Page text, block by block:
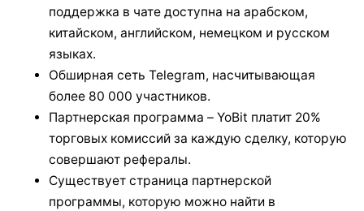
поддержка в чате доступна на арабском,
китайском, английском, немецком и русском
языках.
Обширная сеть Telegram, насчитывающая
более 80 000 участников.
Партнерская программа – YoBit платит 20%
торговых комиссий за каждую сделку, которую
совершают рефералы.
Существует страница партнерской
программы, которую можно найти в